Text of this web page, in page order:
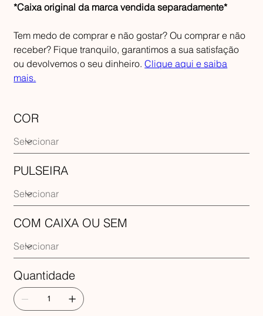
*Caixa original da marca vendida separadamente*
Tem medo de comprar e não gostar? Ou comprar e não
receber? Fique tranquilo, garantimos a sua satisfação
ou devolvemos o seu dinheiro.Clique aqui e saiba
mais.
COR
PULSEIRA
COM CAIXA OU SEM
Quantidade